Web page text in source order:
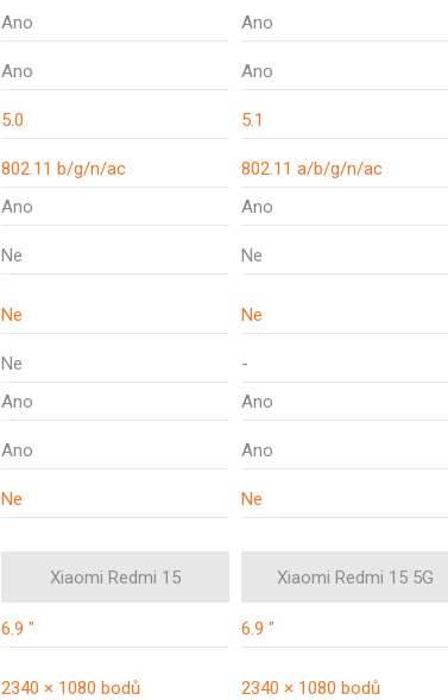
Ano Ano
Ano Ano
5.0 5.1
802.11 b/g/n/ac 802.11 a/b/g/n/ac
Ano Ano
Ne Ne
Ne Ne
Ne -
Ano Ano
Ano Ano
Ne Ne
Xiaomi Redmi 15 Xiaomi Redmi 15 5G
6.9 " 6.9 "
2340 × 1080 bodů 2340 × 1080 bodů